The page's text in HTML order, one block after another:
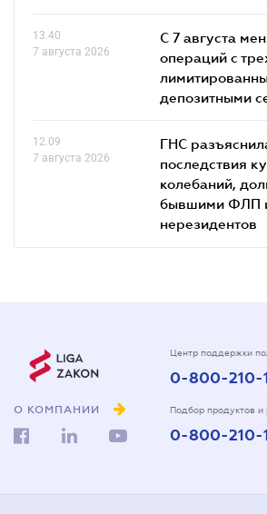
13.40
7 августа 2026
С 7 августа
операций с
депозитными
12.09
7 августа 2026
ГНС
последствия
колебаний,
бывшими ФЛП
нерезидентов
О КОМПАНИИ
Центр поддержки
0-800-210-
Подбор продуктов и
0-800-210-